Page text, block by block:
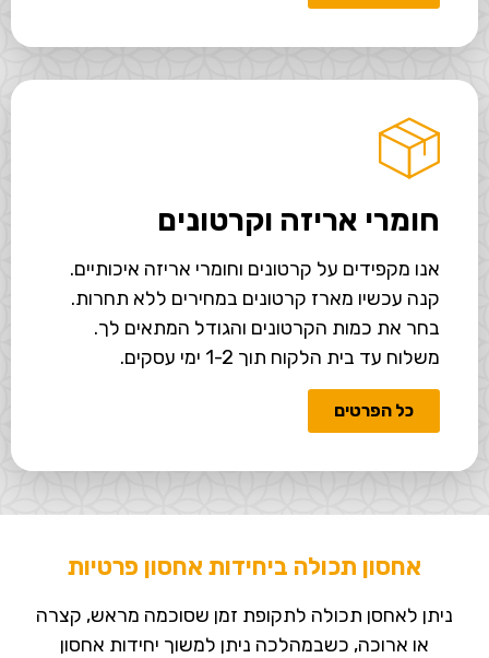
חומרי אריזה וקרטונים
אנו מקפידים על קרטונים וחומרי אריזה איכותיים.
קנה עכשיו מארז קרטונים במחירים ללא תחרות.
בחר את כמות הקרטונים והגודל המתאים לך.
משלוח עד בית הלקוח תוך 1-2 ימי עסקים.
כל הפרטים
אחסון תכולה ביחידות אחסון פרטיות
ניתן לאחסן תכולה לתקופת זמן שסוכמה מראש, קצרה
או ארוכה, כשבמהלכה ניתן למשוך יחידות אחסון